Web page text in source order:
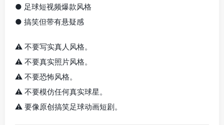
● 足球短视频爆款风格
● 搞笑但带有悬疑感
⚠️ 不要写实真人风格。
⚠️ 不要真实照片风格。
⚠️ 不要恐怖风格。
⚠️ 不要模仿任何真实球星。
⚠️ 要像原创搞笑足球动画短剧。